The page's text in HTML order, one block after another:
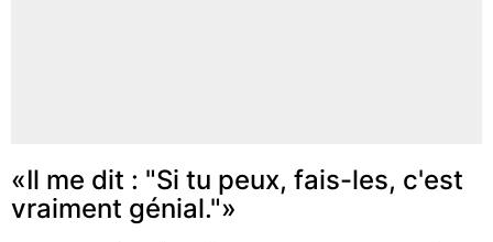
«Il me dit : "Si tu peux, fais-les, c'est
vraiment génial."»